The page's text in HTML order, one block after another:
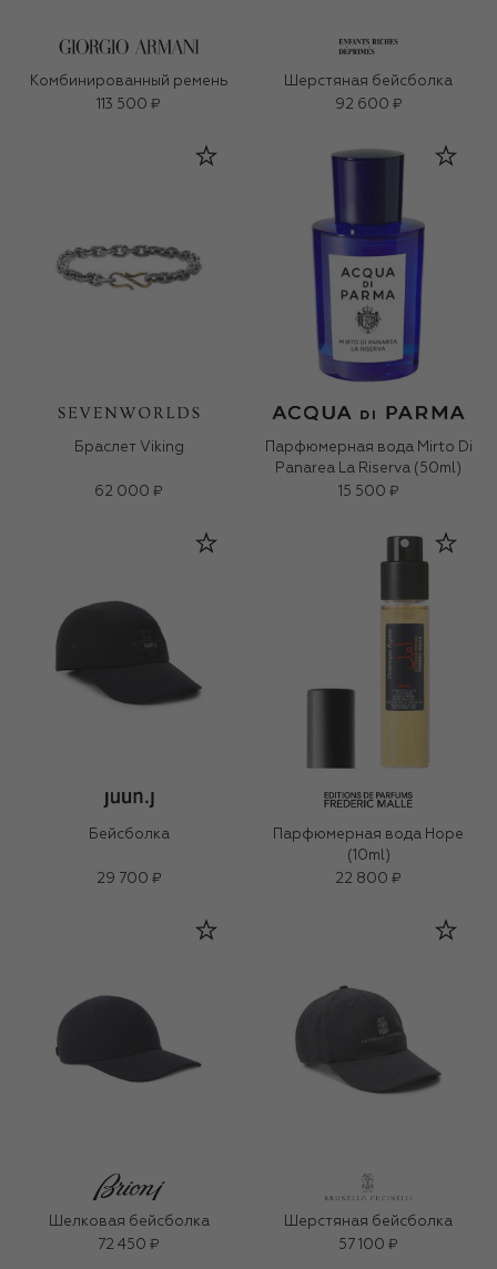
Комбинированный ремень
113 500 ₽
Шерстяная бейсболка
92 600 ₽
Браслет Viking
62 000 ₽
Парфюмерная вода Mirto Di
Panarea La Riserva (50ml)
15 500 ₽
Бейсболка
29 700 ₽
Парфюмерная вода Hope
(10ml)
22 800 ₽
Шелковая бейсболка
72 450 ₽
Шерстяная бейсболка
57 100 ₽